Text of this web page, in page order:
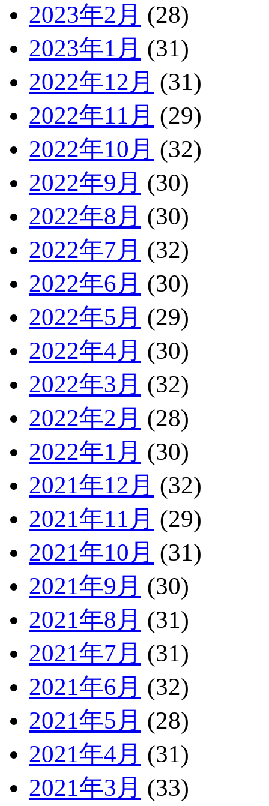
2023年2月 (28)
2023年1月 (31)
2022年12月 (31)
2022年11月 (29)
2022年10月 (32)
2022年9月 (30)
2022年8月 (30)
2022年7月 (32)
2022年6月 (30)
2022年5月 (29)
2022年4月 (30)
2022年3月 (32)
2022年2月 (28)
2022年1月 (30)
2021年12月 (32)
2021年11月 (29)
2021年10月 (31)
2021年9月 (30)
2021年8月 (31)
2021年7月 (31)
2021年6月 (32)
2021年5月 (28)
2021年4月 (31)
2021年3月 (33)